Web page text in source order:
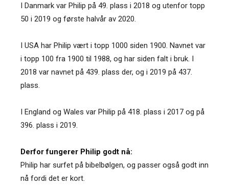
I Danmark var Philip på 49. plass i 2018 og utenfor topp
50 i 2019 og første halvår av 2020.
I USA har Philip vært i topp 1000 siden 1900. Navnet var
i topp 100 fra 1900 til 1988, og har siden falt i bruk. I
2018 var navnet på 439. plass der, og i 2019 på 437.
plass.
I England og Wales var Philip på 418. plass i 2017 og på
396. plass i 2019.
Derfor fungerer Philip godt nå:
Philip har surfet på bibelbølgen, og passer også godt inn
nå fordi det er kort.